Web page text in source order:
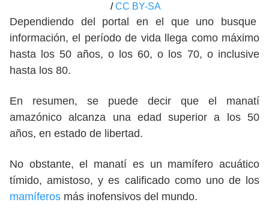
/CC BY-SA
Dependiendo del portal en el que uno busque
información, el período de vida llega como máximo
hasta los 50 años, o los 60, o los 70, o inclusive
hasta los 80.
En resumen, se puede decir que el manatí
amazónico alcanza una edad superior a los 50
años, en estado de libertad.
No obstante, el manatí es un mamífero acuático
tímido, amistoso, y es calificado como uno de los
mamíferos más inofensivos del mundo.